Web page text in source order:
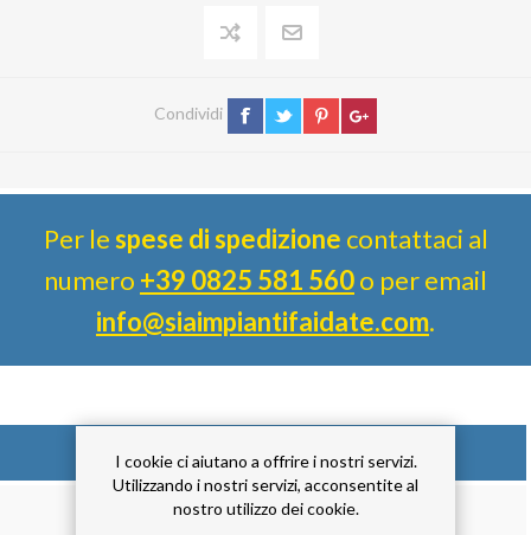
Condividi
Per lespese di spedizione contattaci al
numero +39 0825 581 560o per email
info@siaimpiantifaidate.com.
DESCRIZIONE
RECENSIONE
I cookie ci aiutano a offrire i nostri servizi.
Utilizzando i nostri servizi, acconsentite al
nostro utilizzo dei cookie.